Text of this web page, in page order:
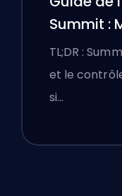
Summit :
Callouts
TL;DR :
et le
si…